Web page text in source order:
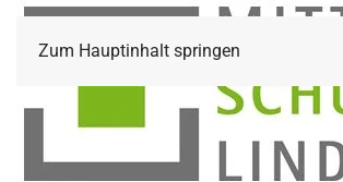
Zum Hauptinhalt springen